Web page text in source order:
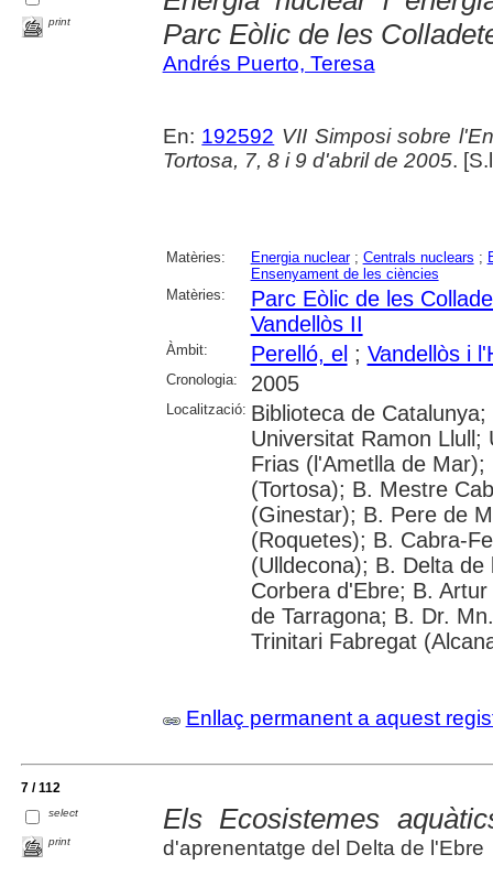
print
Parc Eòlic de les
Andrés Puerto, Teresa
En: 192592 VII Simposi sobre
Tortosa, 7, 8 i 9 d'abril de 2005.
Matèries: Energia nuclear; Centrals nuclears ;
Ensenyament de les ciències
Matèries:
Parc Eòlic de les
Vandellòs II
Àmbit: Perelló, el; Vandellòs i
Cronologia: 2005
Localització: Biblioteca de
Universitat Ramon Llull;
Frias (l'Ametlla de Mar);
(Tortosa); B. Mestre
(Ginestar); B. Pere de
(Roquetes); B. Cabra-
(Ulldecona); B. Delta
Corbera d'Ebre; B.
de Tarragona; B. Dr.
Trinitari Fabregat
Enllaç permanent a aquest
7 / 112
select
print
Els Ecosistemes
d'aprenentatge del Delta de l'Ebre